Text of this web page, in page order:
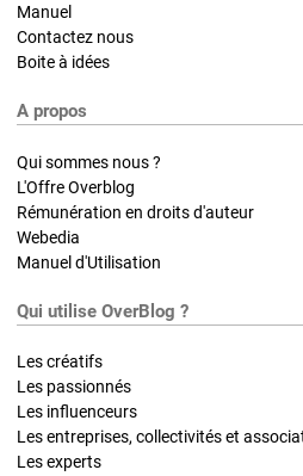
Manuel
Contactez nous
Boite à idées
A propos
Qui sommes nous ?
L'Offre Overblog
Rémunération en droits d'auteur
Webedia
Manuel d'Utilisation
Qui utilise OverBlog ?
Les créatifs
Les passionnés
Les influenceurs
Les entreprises, collectivités et
Les experts